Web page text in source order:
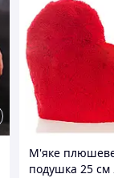
М'яке
подушка 25 см